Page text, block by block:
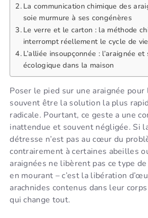
La communication chimique des
soie murmure à ses congénères
Le verre et le carton : la méthode
interrompt réellement le cycle de
L’alliée insoupçonnée : l’araignée et
écologique dans la maison
Poser le pied sur une araignée
souvent être la solution la plus
radicale. Pourtant, ce geste a une
inattendue et souvent négligée. Si
détresse n’est pas au cœur du
contrairement à certaines abeilles
araignées ne libèrent pas ce type
en mourant – c’est la libération
arachnides contenus dans leur
qui change tout.